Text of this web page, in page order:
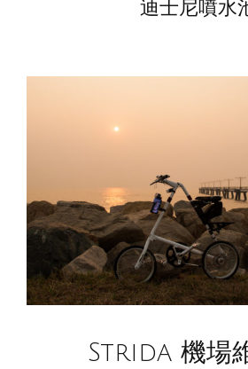
迪士尼噴水
Strida 機場